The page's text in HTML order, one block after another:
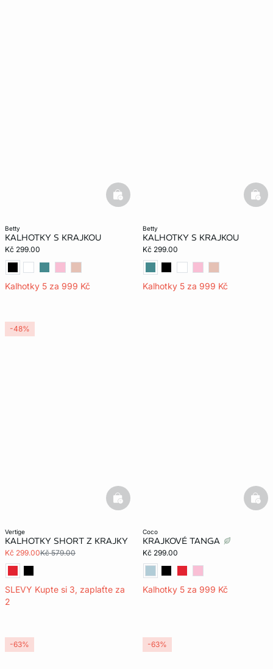
betty
KALHOTKY S KRAJKOU
Kč 299.00
Kalhotky 5 za 999 Kč
basketfull
betty
KALHOTKY S KRAJKOU
Kč 299.00
Kalhotky 5 za 999 Kč
vertige
KALHOTKY SHORT Z KRAJKY
Kč 299.00Kč 579.00
SLEVY Kupte si 3, zaplaťte za
2
basketfull
-48%
coco
KRAJKOVÉ TANGA
Kč 299.00
Kalhotky 5 za 999 Kč
-63% -63%